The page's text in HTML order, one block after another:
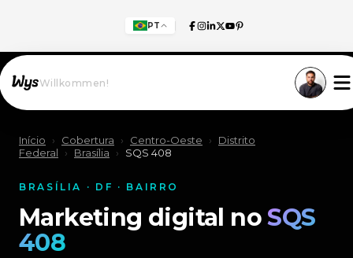
PT
Willkommen!
Início › Cobertura › Centro-Oeste ›
Distrito
Federal
› Brasília › SQS 408
BRASÍLIA · DF · BAIRRO
Marketing digital noSQS
408